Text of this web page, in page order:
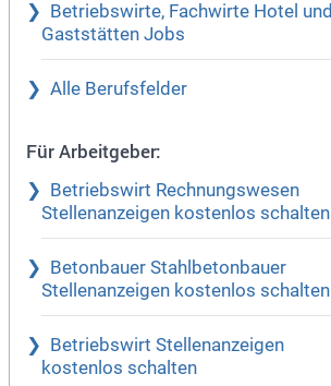
Betriebswirte, Fachwirte Hotel und
Gaststätten Jobs
Alle Berufsfelder
Für Arbeitgeber:
Betriebswirt Rechnungswesen
Stellenanzeigen kostenlos schalten
Betonbauer Stahlbetonbauer
Stellenanzeigen kostenlos schalten
Betriebswirt Stellenanzeigen
kostenlos schalten